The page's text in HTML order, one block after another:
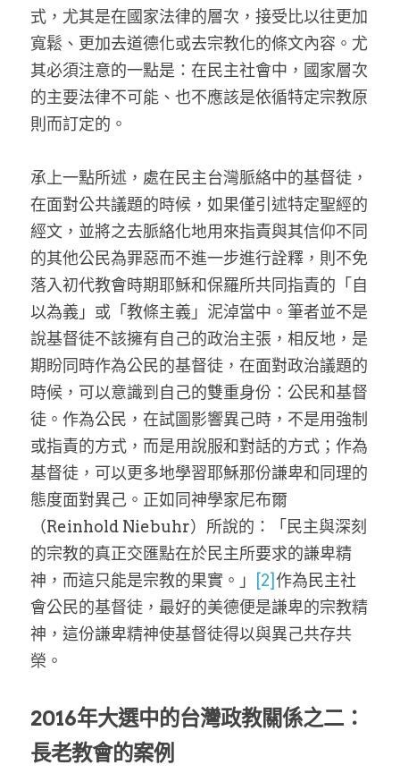
式，尤其是在國家法律的層次，接受比以往更加
寬鬆、更加去道德化或去宗教化的條文內容。尤
其必須注意的一點是：在民主社會中，國家層次
的主要法律不可能、也不應該是依循特定宗教原
則而訂定的。
承上一點所述，處在民主台灣脈絡中的基督徒，
在面對公共議題的時候，如果僅引述特定聖經的
經文，並將之去脈絡化地用來指責與其信仰不同
的其他公民為罪惡而不進一步進行詮釋，則不免
落入初代教會時期耶穌和保羅所共同指責的「自
以為義」或「教條主義」泥淖當中。筆者並不是
說基督徒不該擁有自己的政治主張，相反地，是
期盼同時作為公民的基督徒，在面對政治議題的
時候，可以意識到自己的雙重身份：公民和基督
徒。作為公民，在試圖影響異己時，不是用強制
或指責的方式，而是用說服和對話的方式；作為
基督徒，可以更多地學習耶穌那份謙卑和同理的
態度面對異己。正如同神學家尼布爾
（Reinhold Niebuhr）所說的：「民主與深刻
的宗教的真正交匯點在於民主所要求的謙卑精
神，而這只能是宗教的果實。」
[2] 作為民主社
會公民的基督徒，最好的美德便是謙卑的宗教精
神，這份謙卑精神使基督徒得以與異己共存共
榮。
2016年大選中的台灣政教關係之二：
長老教會的案例